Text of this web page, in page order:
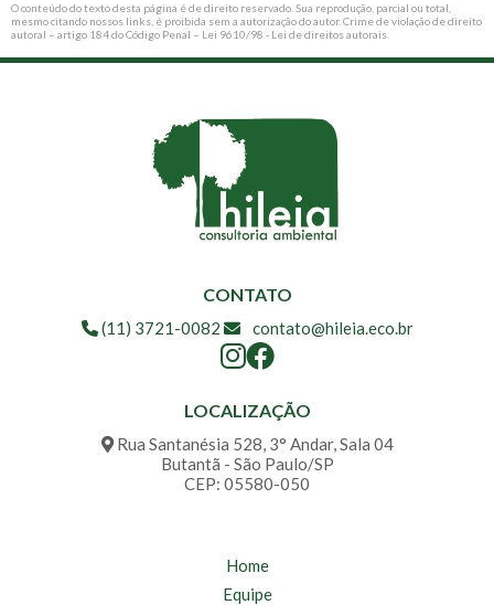
O conteúdo do texto desta página é de direito reservado. Sua reprodução, parcial ou total,
mesmo citando nossos links, é proibida sem a autorização do autor. Crime de violação de direito
autoral – artigo 184 do Código Penal – Lei 9610/98 - Lei de direitos autorais
CONTATO
(11) 3721-0082 contato@hileia.eco.br
LOCALIZAÇÃO
Rua Santanésia 528, 3° Andar, Sala 04
Butantã - São Paulo/SP
CEP: 05580-050
Home
Equipe